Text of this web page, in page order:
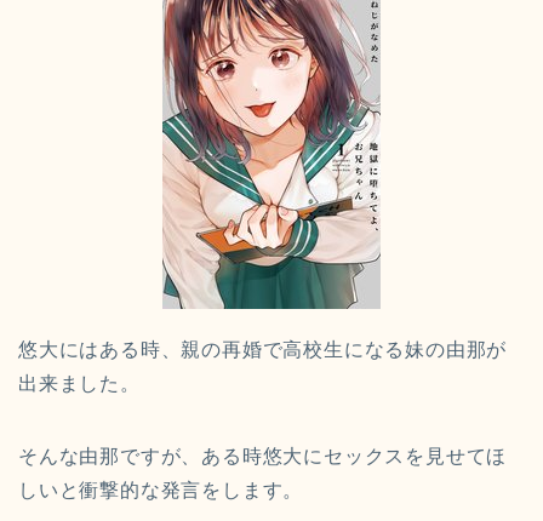
悠大にはある時、親の再婚で高校生になる妹の由那が
出来ました。
そんな由那ですが、ある時悠大にセックスを見せてほ
しいと衝撃的な発言をします。